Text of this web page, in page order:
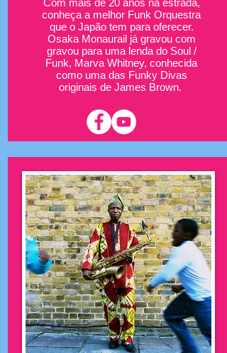
Com mais de 20 anos na estrada,
conheça a melhor Funk Orquestra
que o Japão tem para oferecer.
Osaka Monaurail já gravou com
gravou para uma lenda do Soul /
Funk, Marva Whitney, conhecida
como uma das Funky Divas
originais de James Brown.